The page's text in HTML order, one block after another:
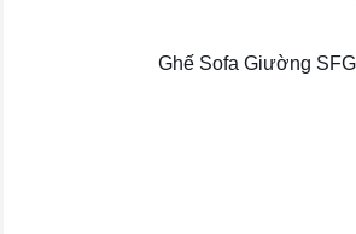
Ghế Sofa Giường